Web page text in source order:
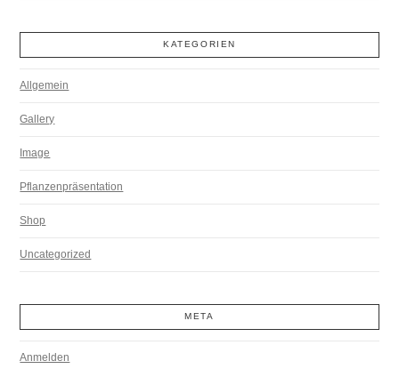
KATEGORIEN
Allgemein
Gallery
Image
Pflanzenpräsentation
Shop
Uncategorized
META
Anmelden